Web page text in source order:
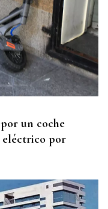
un coche
eléctrico por